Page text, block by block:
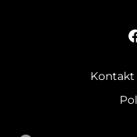
Kontakt